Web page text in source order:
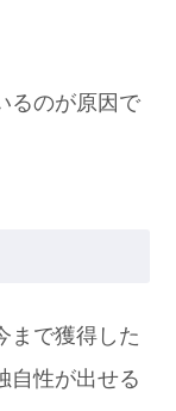
るのが原因で
まで獲得した
自性が出せる